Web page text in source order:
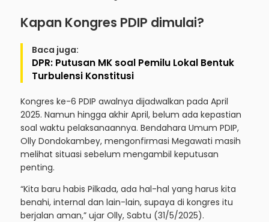
Kapan Kongres PDIP dimulai?
Baca juga:
DPR: Putusan MK soal Pemilu Lokal Bentuk
Turbulensi Konstitusi
Kongres ke-6 PDIP awalnya dijadwalkan pada April
2025. Namun hingga akhir April, belum ada kepastian
soal waktu pelaksanaannya. Bendahara Umum PDIP,
Olly Dondokambey, mengonfirmasi Megawati masih
melihat situasi sebelum mengambil keputusan
penting.
“Kita baru habis Pilkada, ada hal-hal yang harus kita
benahi, internal dan lain-lain, supaya di kongres itu
berjalan aman,” ujar Olly, Sabtu (31/5/2025).